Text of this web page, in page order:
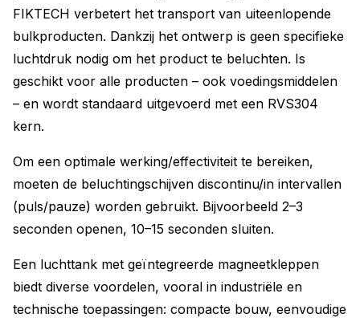
FIKTECH verbetert het transport van uiteenlopende
bulkproducten. Dankzij het ontwerp is geen specifieke
luchtdruk nodig om het product te beluchten. Is
geschikt voor alle producten – ook voedingsmiddelen
– en wordt standaard uitgevoerd met een RVS304
kern.
Om een optimale werking/effectiviteit te bereiken,
moeten de beluchtingschijven discontinu/in intervallen
(puls/pauze) worden gebruikt. Bijvoorbeeld 2–3
seconden openen, 10–15 seconden sluiten.
Een luchttank met geïntegreerde magneetkleppen
biedt diverse voordelen, vooral in industriële en
technische toepassingen: compacte bouw, eenvoudige